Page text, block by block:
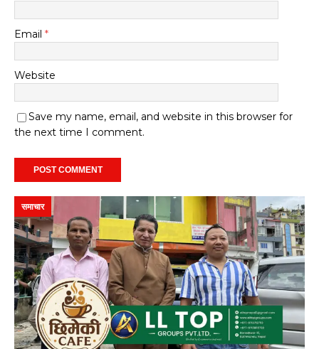
Email *
Website
Save my name, email, and website in this browser for
the next time I comment.
समाचार